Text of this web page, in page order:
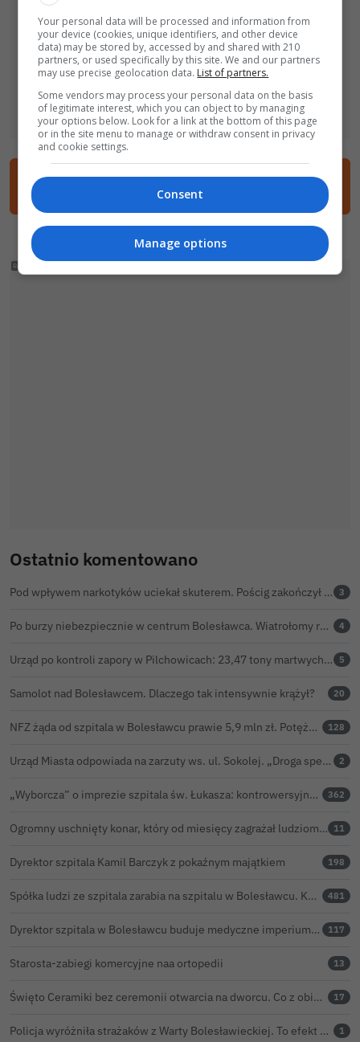
Ostatnio komentowano
Pod wpływem narkotyków uciekał skuterem. Pościg zakończył w polu kukurydzy 3
Po burzy niebezpiecznie w centrum Bolesławca. Wiatrołomy runęły na podwórko 4
Urząd po kontroli zapory w Pilchowicach: 23,47 tony martwych ryb i zawiadomienie do prokuratury 5
Samolot nad Bolesławcem. Dlaczego tak intensywnie krążył? 20
NFZ żąda od szpitala w Bolesławcu prawie 5,9 mln zł. Potężny cios po kontroli rozliczeń 128
Urząd Miasta odpowiada na zarzuty ws. ul. Sokolej. „Droga spełnia wszystkie normy” 2
„Wyborcza” o imprezie szpitala św. Łukasza: kontrowersyjna gala dla pracowników 362
Ogromny uschnięty konar, który od miesięcy zagrażał ludziom w Bolesławcu, wycięty 11
Dyrektor szpitala Kamil Barczyk z pokaźnym majątkiem 198
Spółka ludzi ze szpitala zarabia na szpitalu w Bolesławcu. Kwoty pozostają tajne 481
Dyrektor szpitala w Bolesławcu buduje medyczne imperium. „Gazeta Wyborcza” opisuje jego działalność w całej Polsce 117
Starosta-zabiegi komercyjne naa ortopedii 13
Święto Ceramiki bez ceremonii otwarcia na dworcu. Co z obietnicą prezydenta Bolesławca? 17
Policja wyróżniła strażaków z Warty Bolesławieckiej. To efekt nocnej akcji, która zakończyła się sukcesem 1
Dodaj komentarz
Your personal data will be processed and information from
your device (cookies, unique identifiers, and other device
data) may be stored by, accessed by and shared with 210
partners, or used specifically by this site. We and our partners
may use precise geolocation data. List of partners.
Some vendors may process your personal data on the basis
of legitimate interest, which you can object to by managing
your options below. Look for a link at the bottom of this page
or in the site menu to manage or withdraw consent in privacy
and cookie settings.
Consent
Manage options